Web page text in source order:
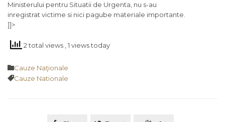
Ministerului pentru Situatii de Urgenta, nu s-au
inregistrat victime si nici pagube materiale importante.
]]>
2 total views , 1 views today
Category
Cauze Naţionale
Tags
Cauze Nationale